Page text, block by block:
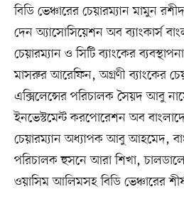
বিডি ভেঞ্চারের চেয়ারম্যান মামুন
দেন অ্যাসোসিয়েশন অব ব্যাংকার্স
চেয়ারম্যান ও সিটি ব্যাংকের
মাসরুর আরেফিন, অগ্রণী ব্যাংকের
এক্সিলেন্সের পরিচালক সৈয়দ আবু
ইনভেস্টমেন্ট করপোরেশন অব
চেয়ারম্যান অধ্যাপক আবু আহমেদ,
পরিচালক হুসনে আরা শিখা,
ওয়াসিম আলিমসহ বিডি ভেঞ্চারের